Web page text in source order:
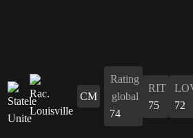
CM
Rating
global
74
RIT
75
72